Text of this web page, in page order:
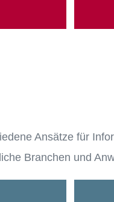
Ansätze für
Branchen und